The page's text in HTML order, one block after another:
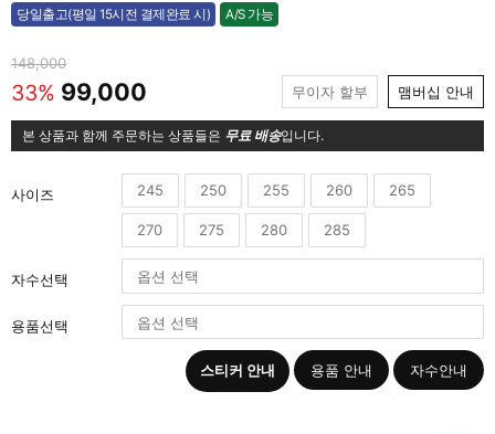
당일출고(평일 15시전 결제완료 시) A/S 가능
가능
148,000
33% 99,000 무이자 할부 맴버십 안내
본 상품과 함께 주문하는 상품들은 무료 배송입니다.
사이즈 245 250 255 260 265
270 275 280 285
자수선택
용품선택
스티커 안내 용품 안내 자수안내